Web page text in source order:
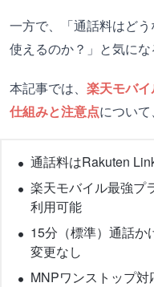
一方で、「通話料はど
使えるのか？」と気にな
本記事では、 楽天モバ
仕組みと注意点について
通話料はRakuten
楽天モバイル最強プ
利用可能
15分（標準）通話か
変更なし
MNPワンストップ